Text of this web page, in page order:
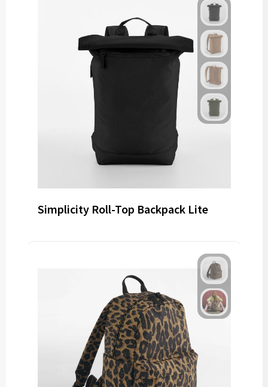
Simplicity Roll-Top Backpack Lite